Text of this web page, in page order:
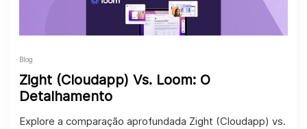
Blog
Zight (Cloudapp) Vs. Loom: O
Detalhamento
Explore a comparação aprofundada Zight (Cloudapp) vs.